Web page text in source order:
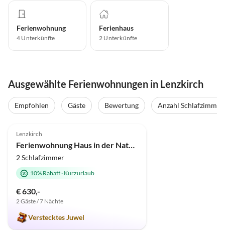
Ferienwohnung
4 Unterkünfte
Ferienhaus
2 Unterkünfte
Ausgewählte Ferienwohnungen in Lenzkirch
Empfohlen Gäste Bewertung
Anzahl Schlafzimmer
Lenzkirch
2 Schlafzimmer
10% Rabatt· Kurzurlaub
€ 630,-
2 Gäste / 7 Nächte
Verstecktes Juwel